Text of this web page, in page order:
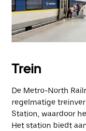
Trein
De Metro-North
regelmatige
Station, waardoor
Het station biedt